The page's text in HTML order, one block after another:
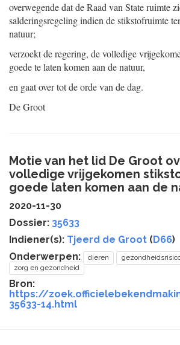
overwegende dat de Raad van State ruimte
salderingsregeling indien de stikstofruimte
natuur;
verzoekt de regering, de volledige
goede te laten komen aan de natuur,
en gaat over tot de orde van de dag.
De Groot
Motie van het lid De Groot
volledige vrijgekomen
goede laten komen aan de
2020-11-30
Dossier: 35633
Indiener(s): Tjeerd de Groot (D66)
Onderwerpen:
dieren
zorg en gezondheid
Bron:
https://
35633-14.html